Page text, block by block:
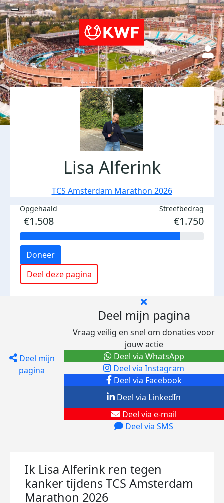
Lisa Alferink
TCS Amsterdam Marathon 2026
Opgehaald
€1.508
Streefbedrag
€1.750
Doneer
Deel deze pagina
Deel mijn
pagina
Deel mijn pagina
Vraag veilig en snel om donaties voor
jouw actie
Deel via Facebook
Deel via Instagram
Deel via e-mail
Deel via SMS
Deel via LinkedIn
Deel via WhatsApp
Ik Lisa Alferink ren tegen
kanker tijdens TCS Amsterdam
Marathon 2026